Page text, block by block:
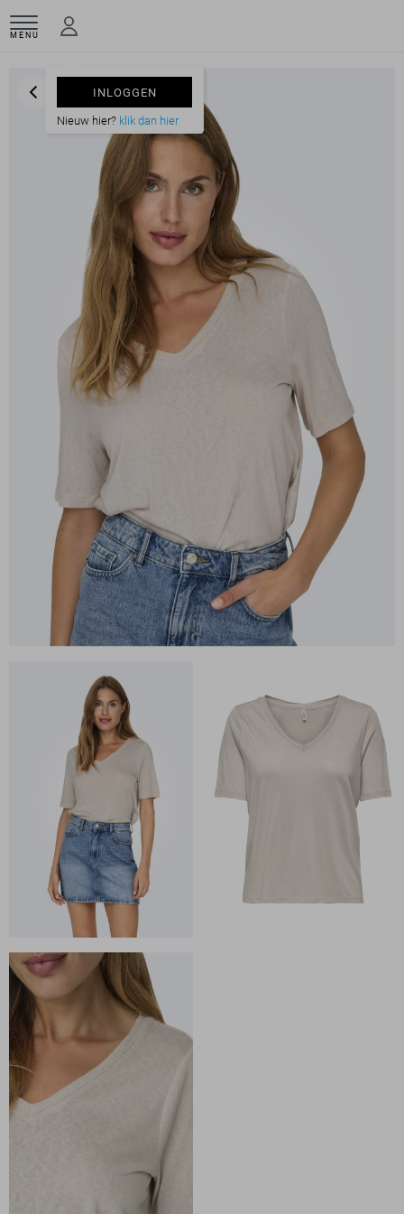
MENU
INLOGGEN
Nieuw hier? klik dan hier